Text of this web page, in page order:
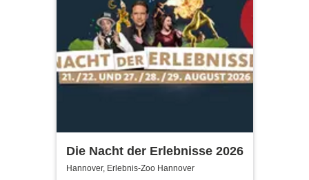
Die Nacht der Erlebnisse 2026
Hannover, Erlebnis-Zoo Hannover